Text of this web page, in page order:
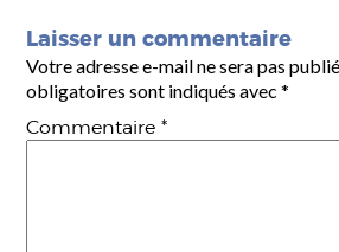
Laisser un commentaire
Votre adresse e-mail ne sera pas
obligatoires sont indiqués avec*
Commentaire*